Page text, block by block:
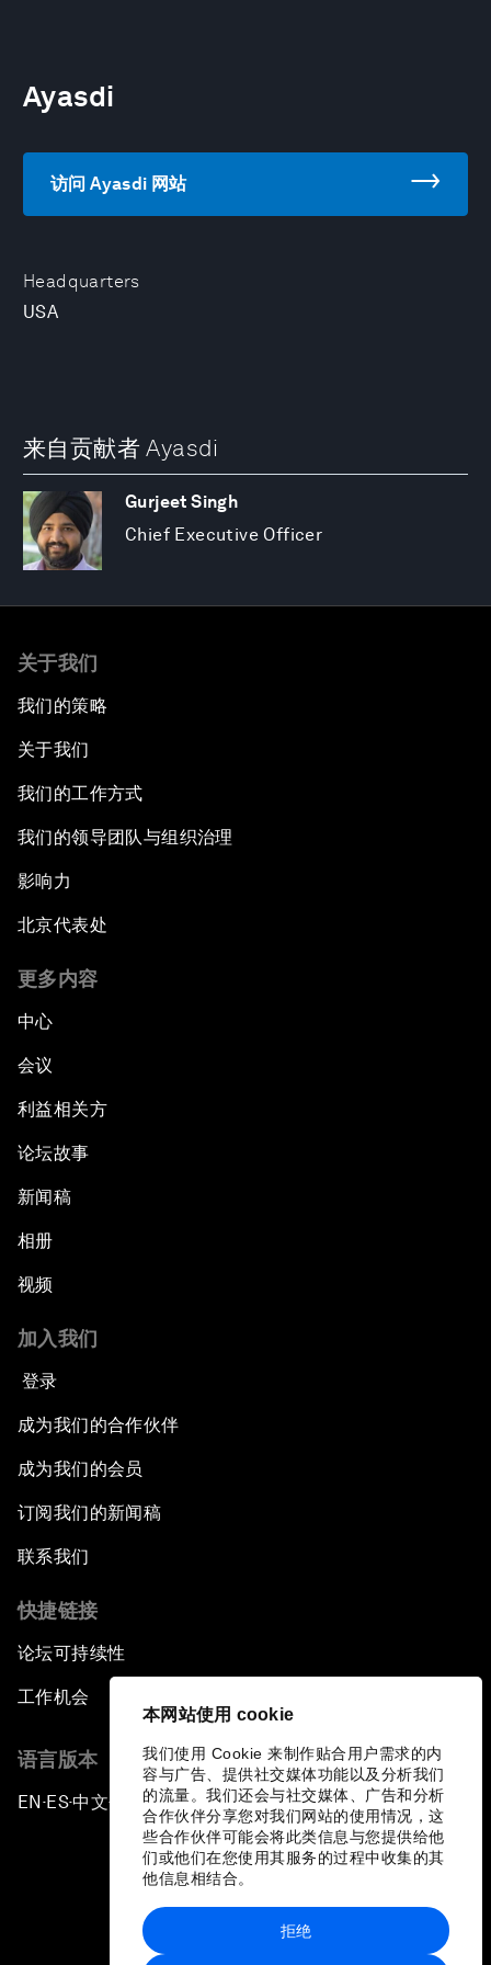
本网站使用 cookie
我们使用 Cookie 来制作贴合用户需求的内
容与广告、提供社交媒体功能以及分析我们
的流量。我们还会与社交媒体、广告和分析
合作伙伴分享您对我们网站的使用情况，这
些合作伙伴可能会将此类信息与您提供给他
们或他们在您使用其服务的过程中收集的其
他信息相结合。
拒绝
Headquarters
USA
Ayasdi
访问 Ayasdi 网站
来自贡献者 Ayasdi
Gurjeet Singh
Chief Executive Officer
关于我们
我们的策略
关于我们
我们的工作方式
我们的领导团队与组织治理
影响力
北京代表处
更多内容
中心
会议
利益相关方
论坛故事
新闻稿
相册
视频
加入我们
登录
成为我们的合作伙伴
成为我们的会员
订阅我们的新闻稿
联系我们
快捷链接
论坛可持续性
工作机会
语言版本
EN ▪ ES▪中文▪ 日本語